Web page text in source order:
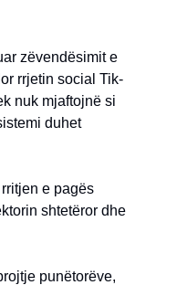
zëvendësimit e
rrjetin social Tik-
nuk mjaftojnë si
duhet
e pagës
shtetëror dhe
punëtorëve,